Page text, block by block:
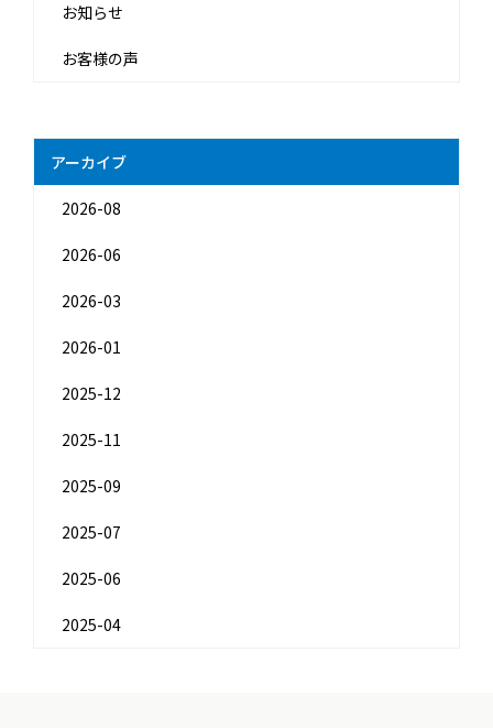
お知らせ
お客様の声
アーカイブ
2026-08
2026-06
2026-03
2026-01
2025-12
2025-11
2025-09
2025-07
2025-06
2025-04